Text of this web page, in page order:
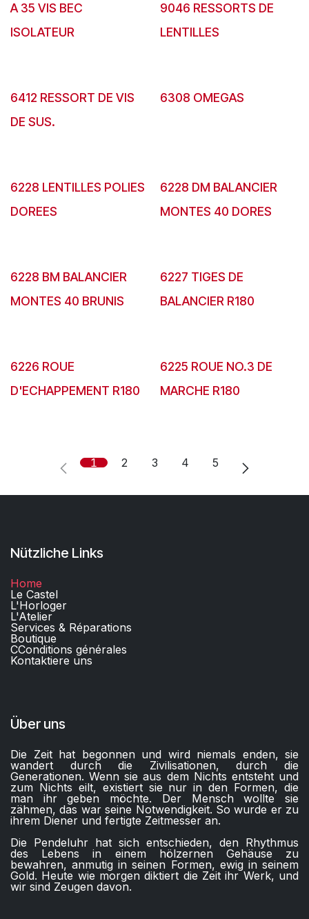
A 35 VIS BEC
ISOLATEUR
9046 RESSORTS DE
LENTILLES
6412 RESSORT DE VIS
DE SUS.
6308 OMEGAS
6228 LENTILLES POLIES
DOREES
6228 DM BALANCIER
MONTES 40 DORES
6228 BM BALANCIER
MONTES 40 BRUNIS
6227 TIGES DE
BALANCIER R180
6226 ROUE
D'ECHAPPEMENT R180
6225 ROUE NO.3 DE
MARCHE R180
1 2 3 4 5
Nützliche Links
Home
Le Castel
L'Horloger
L'Atelier
Services & Réparations
Boutique
CConditions générales
Kontaktiere uns​
Über uns
Die Zeit hat begonnen und wird niemals enden, sie
wandert durch die Zivilisationen, durch die
Generationen. Wenn sie aus dem Nichts entsteht und
zum Nichts eilt, existiert sie nur in den Formen, die
man ihr geben möchte. Der Mensch wollte sie
zähmen, das war seine Notwendigkeit. So wurde er zu
ihrem Diener und fertigte Zeitmesser an.
Die Pendeluhr hat sich entschieden, den Rhythmus
des Lebens in einem hölzernen Gehäuse zu
bewahren, anmutig in seinen Formen, ewig in seinem
Gold. Heute wie morgen diktiert die Zeit ihr Werk, und
wir sind Zeugen davon.